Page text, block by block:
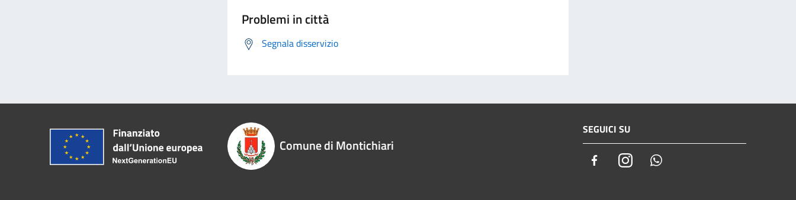
Problemi in città
Segnala disservizio
Comune di Montichiari
SEGUICI SU
FacebookInstagram